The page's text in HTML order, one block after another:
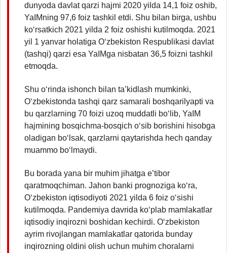
dunyoda davlat qarzi hajmi 2020 yilda 14,1 foiz oshib,
YaIMning 97,6 foiz tashkil etdi. Shu bilan birga, ushbu
ko‘rsatkich 2021 yilda 2 foiz oshishi kutilmoqda. 2021
yil 1 yanvar holatiga O‘zbekiston Respublikasi davlat
(tashqi) qarzi esa YaIMga nisbatan 36,5 foizni tashkil
etmoqda.
Shu o‘rinda ishonch bilan ta’kidlash mumkinki,
O‘zbekistonda tashqi qarz samarali boshqarilyapti va
bu qarzlarning 70 foizi uzoq muddatli bo‘lib, YaIM
hajmining bosqichma-bosqich o‘sib borishini hisobga
oladigan bo‘lsak, qarzlarni qaytarishda hech qanday
muammo bo‘lmaydi.
Bu borada yana bir muhim jihatga e’tibor
qaratmoqchiman. Jahon banki prognoziga ko‘ra,
O‘zbekiston iqtisodiyoti 2021 yilda 6 foiz o‘sishi
kutilmoqda. Pandemiya davrida ko‘plab mamlakatlar
iqtisodiy inqirozni boshidan kechirdi. O‘zbekiston
ayrim rivojlangan mamlakatlar qatorida bunday
inqirozning oldini olish uchun muhim choralarni